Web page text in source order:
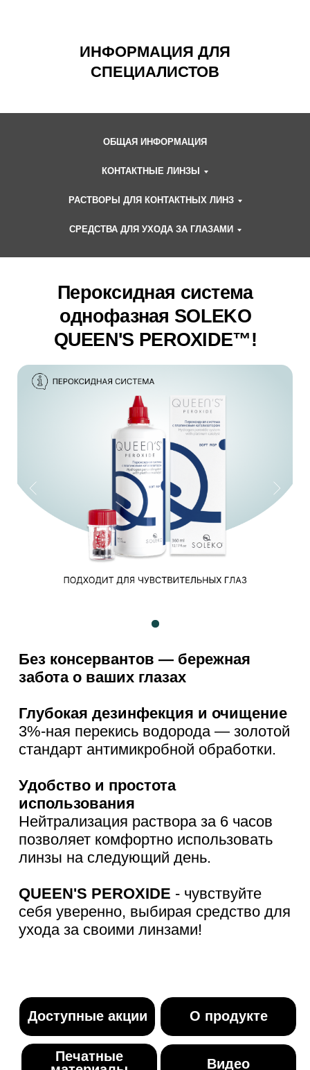
ИНФОРМАЦИЯ ДЛЯ
СПЕЦИАЛИСТОВ
ОБЩАЯ ИНФОРМАЦИЯ
КОНТАКТНЫЕ ЛИНЗЫ
РАСТВОРЫ ДЛЯ КОНТАКТНЫХ ЛИНЗ
СРЕДСТВА ДЛЯ УХОДА ЗА ГЛАЗАМИ
Доступные акции О продукте
Печатные
Рич-контент Документы
Без консервантов — бережная
забота о ваших глазах
Глубокая дезинфекция и очищение
3%-ная перекись водорода — золотой
стандарт антимикробной обработки.
Удобство и простота
использования
Нейтрализация раствора за 6 часов
себя уверенно, выбирая средство для
ухода за своими линзами!
Пероксидная система
однофазная SOLEKO
Без консервантов — бережная
забота о ваших глазах